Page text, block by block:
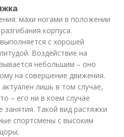
махи ногами в положении
корпуса.
с хорошей
Воздействие на
небольшим – оно
на совершение движения.
лишь в том случае,
– его ни в коем случае
занятия. Такой вид растяжки
спортсмены с высоким